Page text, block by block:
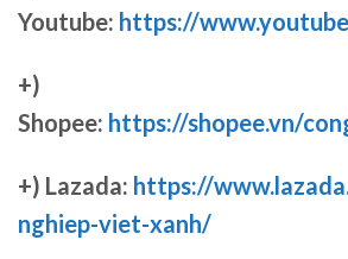
Youtube: https://
+)
Shopee: https://shopee.vn/
+) Lazada: https://
nghiep-viet-xanh/